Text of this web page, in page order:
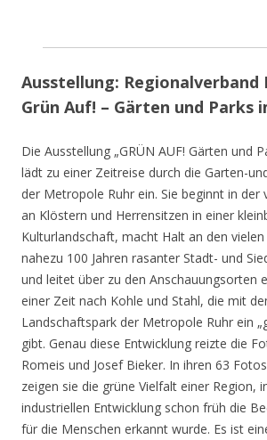
Ausstellung: Regionalverband
Grün Auf! – Gärten und Parks
Die Ausstellung „GRÜN AUF! Gärten und
lädt zu einer Zeitreise durch die Garten-
der Metropole Ruhr ein. Sie beginnt in der
an Klöstern und Herrensitzen in einer
Kulturlandschaft, macht Halt an den
nahezu 100 Jahren rasanter Stadt- und
und leitet über zu den Anschauungsorten
einer Zeit nach Kohle und Stahl, die mit
Landschaftspark der Metropole Ruhr ein
gibt. Genau diese Entwicklung reizte die
Romeis und Josef Bieker. In ihren 63
zeigen sie die grüne Vielfalt einer Region,
industriellen Entwicklung schon früh die
für die Menschen erkannt wurde. Es ist